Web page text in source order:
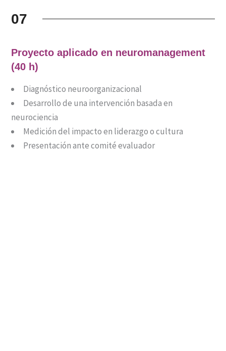
07
Proyecto aplicado en neuromanagement
(40 h)
Diagnóstico neuroorganizacional
Desarrollo de una intervención basada en
neurociencia
Medición del impacto en liderazgo o cultura
Presentación ante comité evaluador